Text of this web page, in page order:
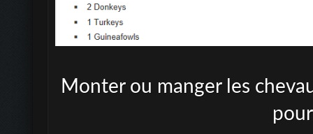
Monter ou manger les